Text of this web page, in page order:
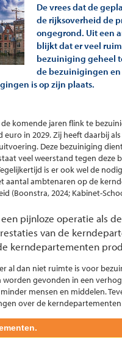
De vrees dat de
de rijksoverheid de
ongegrond. Uit een
blijkt dat er veel
bezuiniging geheel
de bezuinigingen
is op zijn plaats.
komende jaren flink te
in 2029. Zij heeft daarbij
Deze bezuiniging
veel weerstand tegen
is er ook wel de
aantal ambtenaren op de
(Boonstra, 2024; Kabinet-
een pijnloze operatie als
van de
kerndepartementen
al dan niet ruimte is voor
worden gevonden in een
mensen en middelen.
over de